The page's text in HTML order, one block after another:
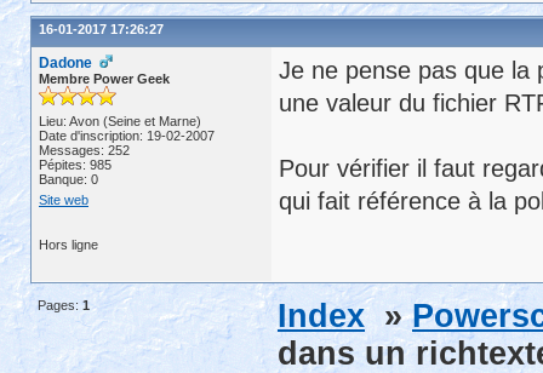
16-01-2017 17:26:27
Dadone
Membre Power Geek
Lieu: Avon (Seine et Marne)
Date d'inscription: 19-02-2007
Messages: 252
Pépites: 985
Banque: 0
Site web
Je ne pense pas que la
une valeur du fichier
Pour vérifier il faut
qui fait référence à la
Hors ligne
Pages: 1 Index »
dans un